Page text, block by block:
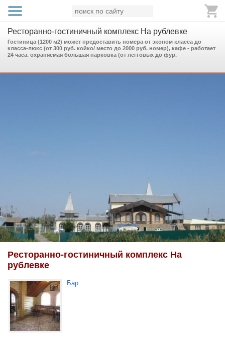
Ресторанно-гостиничный комплекс На рублевке
Гостиница (1200 м2) может предоставить номера от эконом класса до
класса-люкс (от 300 руб. койко/ место до 2000 руб. номер), кафе - работает
24 часа. охраняемая большая парковка (от легговых до фур.
Ресторанно-гостиничный комплекс На
рублевке
Бар